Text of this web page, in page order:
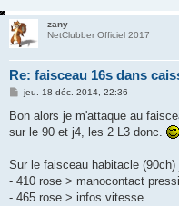
zany
NetClubber Officiel 2017
Re: faisceau 16s dans
M
s
a
jeu. 18 déc. 2014, 22:36
Bon alors je m'attaque au
sur le 90 et j4, les 2 L3 donc.
Sur le faisceau habitacle
- 410 rose > manocontact
- 465 rose > infos vitesse